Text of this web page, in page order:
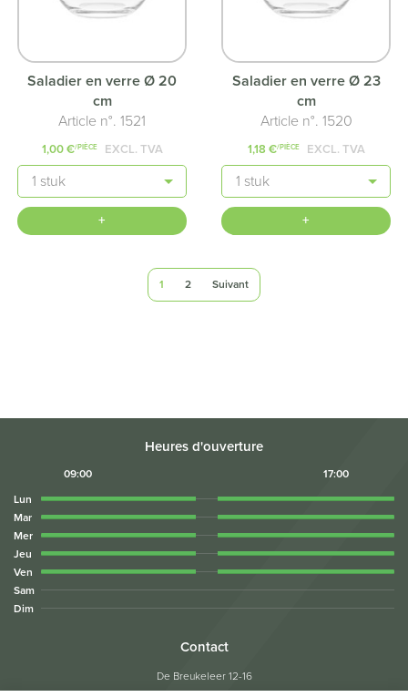
Saladier en verre Ø 20
cm
Article n°. 1521
1,00 €/PIÈCE EXCL. TVA
Quantité
+
Saladier en verre Ø 23
cm
Article n°. 1520
1,18 €/PIÈCE EXCL. TVA
Quantité
+
1 2 Suivant
Heures d'ouverture
09:00
17:00
Lun
Mar
Mer
Jeu
Ven
Sam
Dim
Contact
De Breukeleer 12-16
1730 Asse